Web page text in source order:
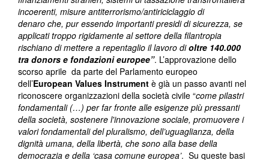
incoerenti, misure antiterrorismo/antiriciclaggio di
denaro che, pur essendo importanti presidi di sicurezza, se
applicati troppo rigidamente al settore della filantropia
rischiano di mettere a repentaglio il lavoro dioltre 140.000
tra donors e fondazioni europee”. L’approvazione dello
scorso aprile da parte del Parlamento europeo
dell’European Values Instrument è già un passo avanti nel
riconoscere organizzazioni della società civile “come pilastri
fondamentali (…) per far fronte alle esigenze più pressanti
della società, sostenere l'innovazione sociale, promuovere i
valori fondamentali del pluralismo, dell’uguaglianza, della
dignità umana, della libertà, che sono alla base della
democrazia e della ‘casa comune europea’. Su queste basi